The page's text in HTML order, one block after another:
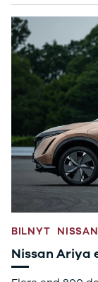
BILNYT NISSAN
Nissan Ariya